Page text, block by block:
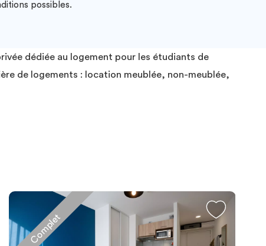
possibles.
dédiée au logement pour les étudiants de
de logements : location meublée, non-meublée,
Complet